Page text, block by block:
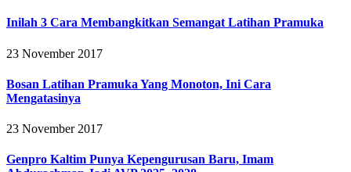
Inilah 3 Cara Membangkitkan Semangat Latihan Pramuka
23 November 2017
Bosan Latihan Pramuka Yang Monoton, Ini Cara
Mengatasinya
23 November 2017
Genpro Kaltim Punya Kepengurusan Baru, Imam